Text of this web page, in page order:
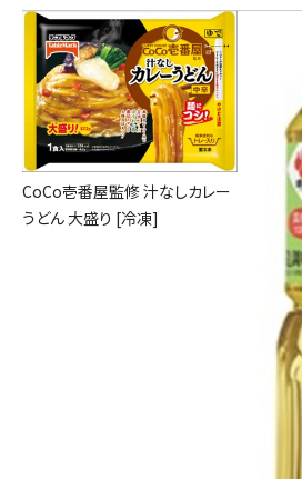
CoCo壱番屋監修 汁なしカレー
うどん 大盛り [冷凍]